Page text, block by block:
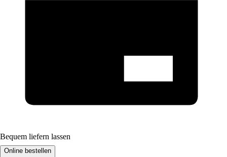
Bequem liefern lassen
Online bestellen